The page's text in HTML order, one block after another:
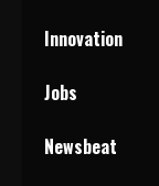
Innovation
Jobs
Newsbeat